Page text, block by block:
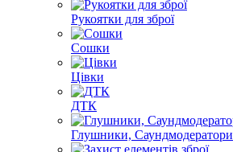
Рукоятки для зброї
Сошки
Цівки
ДТК
Глушники, Саундмодератори